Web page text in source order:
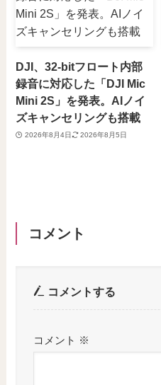
DJI、32-bitフロート内部
録音に対応した「DJI Mic
Mini 2S」を発表。AIノイ
ズキャンセリングも搭載
2026年8月4日 2026年8月5日
コメント
コメントする
コメント ※